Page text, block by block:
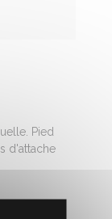
Pied
d'attache